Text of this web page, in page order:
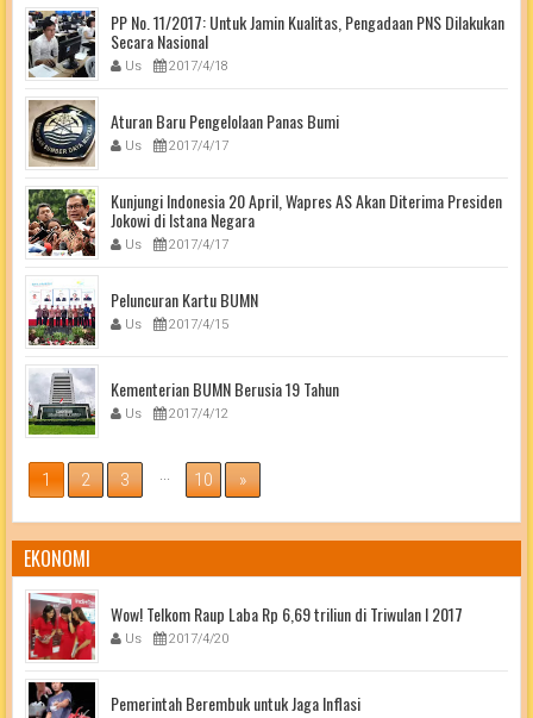
PP No. 11/2017: Untuk Jamin Kualitas, Pengadaan PNS Dilakukan
Secara Nasional
Us 2017/4/18
Aturan Baru Pengelolaan Panas Bumi
Us 2017/4/17
Kunjungi Indonesia 20 April, Wapres AS Akan Diterima Presiden
Jokowi di Istana Negara
Us 2017/4/17
Peluncuran Kartu BUMN
Us 2017/4/15
Kementerian BUMN Berusia 19 Tahun
Us 2017/4/12
1 2 3 10 »
EKONOMI
Wow! Telkom Raup Laba Rp 6,69 triliun di Triwulan I 2017
Us 2017/4/20
Pemerintah Berembuk untuk Jaga Inflasi